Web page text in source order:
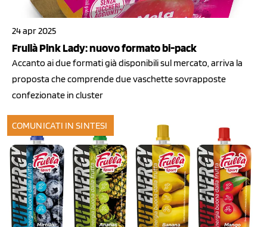
24 apr 2025
Frullà Pink Lady: nuovo formato bi-pack
Accanto ai due formati già disponibili sul mercato, arriva la
proposta che comprende due vaschette sovrapposte
confezionate in cluster
COMUNICATI IN SINTESI